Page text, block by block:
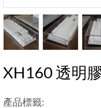
XH160 透明
產品標籤: